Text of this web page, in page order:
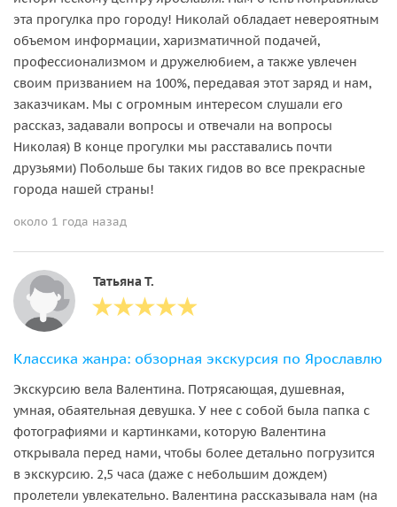
эта прогулка про городу! Николай обладает невероятным
объемом информации, харизматичной подачей,
профессионализмом и дружелюбием, а также увлечен
своим призванием на 100%, передавая этот заряд и нам,
заказчикам. Мы с огромным интересом слушали его
рассказ, задавали вопросы и отвечали на вопросы
Николая) В конце прогулки мы расставались почти
друзьями) Побольше бы таких гидов во все прекрасные
города нашей страны!
около 1 года назад
Татьяна Т.
Классика жанра: обзорная экскурсия по Ярославлю
Экскурсию вела Валентина. Потрясающая, душевная,
умная, обаятельная девушка. У нее с собой была папка с
фотографиями и картинками, которую Валентина
открывала перед нами, чтобы более детально погрузится
в экскурсию. 2,5 часа (даже с небольшим дождем)
пролетели увлекательно. Валентина рассказывала нам (на